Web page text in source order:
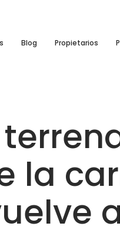
Blog Propietarios
la